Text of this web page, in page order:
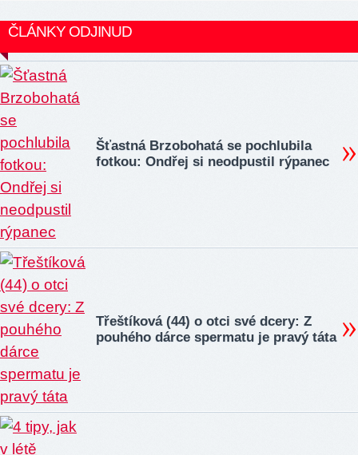
ČLÁNKY ODJINUD
Šťastná Brzobohatá se pochlubila
fotkou: Ondřej si neodpustil rýpanec
Třeštíková (44) o otci své dcery: Z
pouhého dárce spermatu je pravý táta